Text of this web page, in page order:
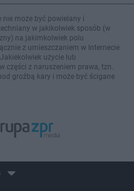
może być powielany i
w jakikolwiek sposób (w
na jakimkolwiek polu
z umieszczaniem w Internecie
użycie lub
części z naruszeniem prawa, tzn.
groźbą kary i może być ścigane